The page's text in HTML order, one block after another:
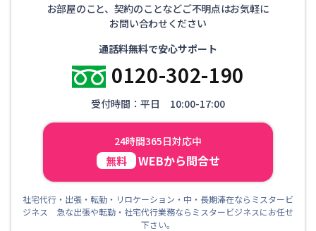
お部屋のこと、契約のことなどご不明点はお気軽に
お問い合わせください
通話料無料で安心サポート
0120-302-190
受付時間：平日 10:00-17:00
24時間365日対応中
無料 WEBから問合せ
社宅代行・出張・転勤・リロケーション・中・長期滞在ならミスタービ
ジネス 急な出張や転勤・社宅代行業務ならミスタービジネスにお任せ
下さい。